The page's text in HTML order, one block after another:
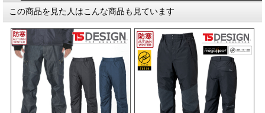
この商品を見た人はこんな商品も見ています